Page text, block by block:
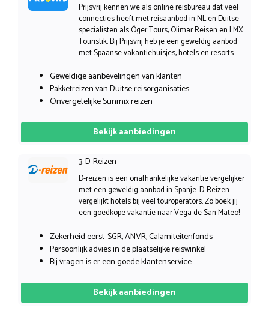
Prijsvrij kennen we als online reisbureau dat veel
connecties heeft met reisaanbod in NL en Duitse
specialisten als Öger Tours, Olimar Reisen en LMX
Touristik. Bij Prijsvrij heb je een geweldig aanbod
met Spaanse vakantiehuisjes, hotels en resorts.
Geweldige aanbevelingen van klanten
Pakketreizen van Duitse reisorganisaties
Onvergetelijke Sunmix reizen
Bekijk aanbiedingen
3. D-Reizen
D-reizen is een onafhankelijke vakantie vergelijker
met een geweldig aanbod in Spanje. D-Reizen
vergelijkt hotels bij veel touroperators. Zo boek jij
een goedkope vakantie naar Vega de San Mateo!
Zekerheid eerst: SGR, ANVR, Calamiteitenfonds
Persoonlijk advies in de plaatselijke reiswinkel
Bij vragen is er een goede klantenservice
Bekijk aanbiedingen